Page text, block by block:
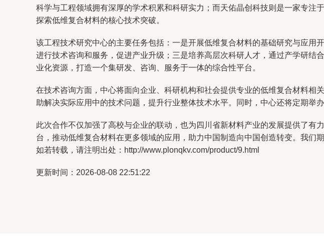
科学与工程领域拥有深厚的学术积累和科研实力；而天佑晶创科技则是一家专注
探索低维复合材料的核心技术突破。
该工程技术研究中心的主要任务包括：一是开展低维复合材料的基础研究与应
进行技术咨询和服务，促进产业升级；三是培养高层次科研人才，通过产学研
业化资源，打造一个集研发、咨询、服务于一体的综合性平台。
在技术咨询方面，中心将面向企业、科研机构和社会提供专业的低维复合材料
助解决实际应用中的技术问题，提升行业整体技术水平。同时，中心还将定期举
此次合作不仅加强了高校与企业的联动，也为四川省新材料产业的发展提供了
台，推动低维复合材料在更多领域的应用，助力中国制造向中国创造转变。我们
如若转载，请注明出处：http://www.plonqkv.com/product/9.html
更新时间：2026-08-08 22:51:22